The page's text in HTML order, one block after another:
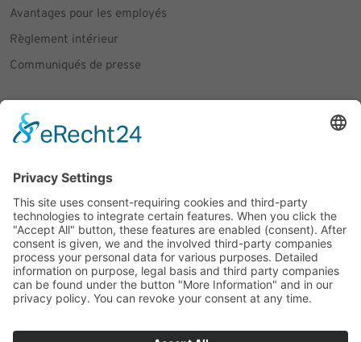
Avantages pour les employés
Règlement intérieur
Communiqués de presse
Social Media
Facebook